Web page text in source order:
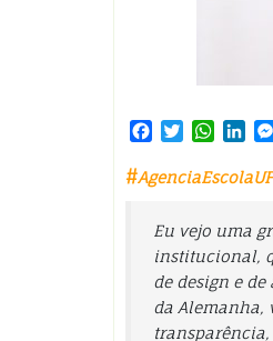
Facebook
Twitter
#
Eu vejo uma
institucional,
de design e
da Alemanha,